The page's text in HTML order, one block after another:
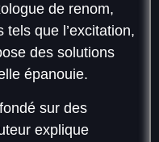
de renom,
que l’excitation,
des solutions
épanouie.
sur des
explique